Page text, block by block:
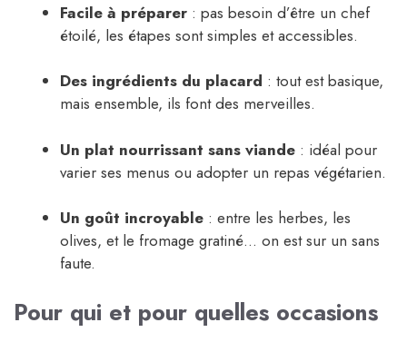
Facile à préparer : pas besoin d’être un chef
étoilé, les étapes sont simples et accessibles.
Des ingrédients du placard : tout est basique,
mais ensemble, ils font des merveilles.
Un plat nourrissant sans viande : idéal pour
varier ses menus ou adopter un repas végétarien.
Un goût incroyable : entre les herbes, les
olives, et le fromage gratiné… on est sur un sans
faute.
Pour qui et pour quelles occasions